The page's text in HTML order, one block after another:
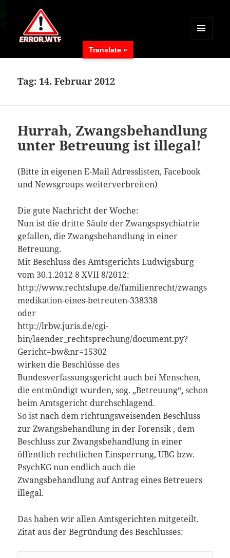
MENÜ
WIDGETS
Tag: 14. Februar 2012
Hurrah, Zwangsbehandlung
unter Betreuung ist illegal!
(Bitte in eigenen E-Mail Adresslisten, Facebook
und Newsgroups weiterverbreiten)
Die gute Nachricht der Woche:
Nun ist die dritte Säule der Zwangspsychiatrie
gefallen, die Zwangsbehandlung in einer
Betreuung.
Mit Beschluss des Amtsgerichts Ludwigsburg
vom 30.1.2012 8 XVII 8/2012:
http://www.rechtslupe.de/familienrecht/zwangs
medikation-eines-betreuten-338338
oder
http://lrbw.juris.de/cgi-
bin/laender_rechtsprechung/document.py?
Gericht=bw&nr=15302
wirken die Beschlüsse des
Bundesverfassungsgericht auch bei Menschen,
die entmündigt wurden, sog. „Betreuung“, schon
beim Amtsgericht durchschlagend.
So ist nach dem richtungsweisenden Beschluss
zur Zwangsbehandlung in der Forensik , dem
Beschluss zur Zwangsbehandlung in einer
öffentlich rechtlichen Einsperrung, UBG bzw.
PsychKG nun endlich auch die
Zwangsbehandlung auf Antrag eines Betreuers
illegal.
Das haben wir allen Amtsgerichten mitgeteilt.
Zitat aus der Begründung des Beschlusses:
Translate »